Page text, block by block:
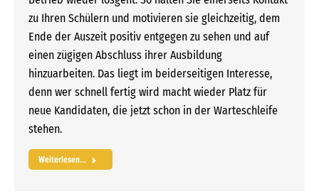
zu Ihren Schülern und motivieren sie gleichzeitig, dem
Ende der Auszeit positiv entgegen zu sehen und auf
einen zügigen Abschluss ihrer Ausbildung
hinzuarbeiten. Das liegt im beiderseitigen Interesse,
denn wer schnell fertig wird macht wieder Platz für
neue Kandidaten, die jetzt schon in der Warteschleife
stehen.
Weiterlesen...